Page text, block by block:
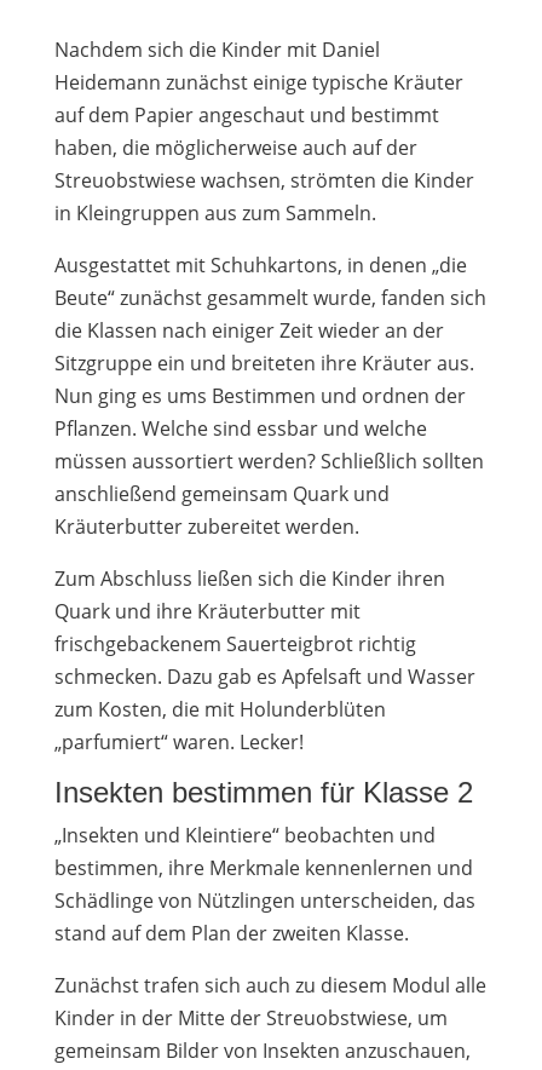
Nachdem sich die Kinder mit Daniel
Heidemann zunächst einige typische Kräuter
auf dem Papier angeschaut und bestimmt
haben, die möglicherweise auch auf der
Streuobstwiese wachsen, strömten die Kinder
in Kleingruppen aus zum Sammeln.
Ausgestattet mit Schuhkartons, in denen „die
Beute“ zunächst gesammelt wurde, fanden sich
die Klassen nach einiger Zeit wieder an der
Sitzgruppe ein und breiteten ihre Kräuter aus.
Nun ging es ums Bestimmen und ordnen der
Pflanzen. Welche sind essbar und welche
müssen aussortiert werden? Schließlich sollten
anschließend gemeinsam Quark und
Kräuterbutter zubereitet werden.
Zum Abschluss ließen sich die Kinder ihren
Quark und ihre Kräuterbutter mit
frischgebackenem Sauerteigbrot richtig
schmecken. Dazu gab es Apfelsaft und Wasser
zum Kosten, die mit Holunderblüten
„parfumiert“ waren. Lecker!
Insekten bestimmen für Klasse 2
„Insekten und Kleintiere“ beobachten und
bestimmen, ihre Merkmale kennenlernen und
Schädlinge von Nützlingen unterscheiden, das
stand auf dem Plan der zweiten Klasse.
Zunächst trafen sich auch zu diesem Modul alle
Kinder in der Mitte der Streuobstwiese, um
gemeinsam Bilder von Insekten anzuschauen,